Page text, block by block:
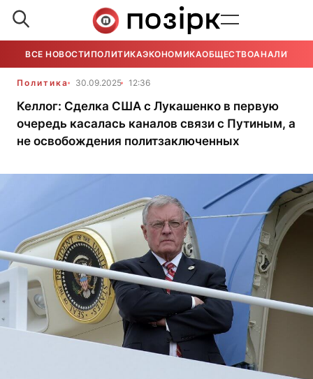
ВСЕ НОВОСТИ ПОЛИТИКАЭКОНОМИКАОБЩЕСТВОАНАЛИТИКА
Политика 30.09.2025 12:36
Келлог: Сделка США с Лукашенко в первую
очередь касалась каналов связи с Путиным, а
не освобождения политзаключенных